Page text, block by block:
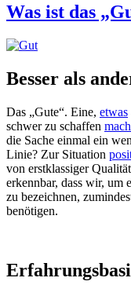
Was ist das
Besser als
Das „Gute“. Eine, etwas
schwer zu schaffen
die Sache einmal ein
Linie? Zur Situation
von erstklassiger
erkennbar, dass wir, um
zu bezeichnen,
benötigen.